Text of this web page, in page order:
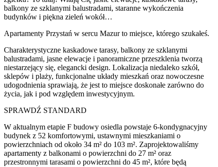
balkony ze szklanymi balustradami, staranne wykończenia
budynków i piękna zieleń wokół…
Apartamenty Przystań w sercu Mazur to miejsce, którego szukałeś.
Charakterystyczne kaskadowe tarasy, balkony ze szklanymi
balustradami, jasne elewacje i panoramiczne przeszklenia tworzą
niestarzejący się, elegancki design. Lokalizacja niedaleko szkół,
sklepów i plaży, funkcjonalne układy mieszkań oraz nowoczesne
udogodnienia sprawiają, że jest to miejsce doskonałe zarówno do
życia, jak i pod względem inwestycyjnym.
SPRAWDŹ STANDARD
W aktualnym etapie F budowy osiedla powstaje 6-kondygnacyjny
budynek z 52 komfortowymi, ustawnymi mieszkaniami o
powierzchniach od około 34 m² do 103 m². Zaprojektowaliśmy
apartamenty z balkonami o powierzchni do 27 m² oraz
przestronnymi tarasami o powierzchni do 45 m², które będą